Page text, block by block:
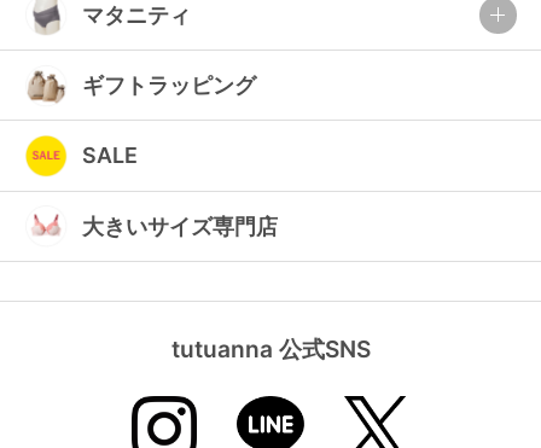
マタニティ
ギフトラッピング
SALE
大きいサイズ専門店
tutuanna 公式SNS